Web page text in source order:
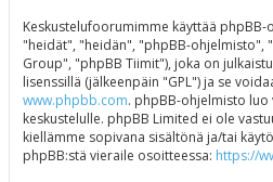
Keskustelufoorumimme käyttää
"heidät", "heidän", "phpBB-ohjelmisto",
Group", "phpBB Tiimit"), joka on
lisenssillä (jälkeenpäin "GPL") ja se
www.phpbb.com. phpBB-ohjelmisto
keskustelulle. phpBB Limited ei ole
kiellämme sopivana sisältönä ja/tai
phpBB:stä vieraile osoitteessa: https://